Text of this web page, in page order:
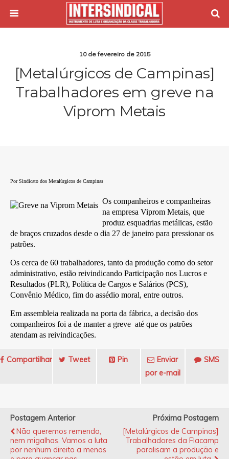
10 de fevereiro de 2015
[Metalúrgicos de Campinas]
Trabalhadores em greve na
Viprom Metais
Por Sindicato dos Metalúrgicos de Campinas
Os companheiros e companheiras
na empresa Viprom Metais, que
produz esquadrias metálicas, estão
de braços cruzados desde o dia 27 de janeiro para pressionar os
patrões.
Os cerca de 60 trabalhadores, tanto da produção como do setor
administrativo, estão reivindicando Participação nos Lucros e
Resultados (PLR), Política de Cargos e Salários (PCS),
Convênio Médico, fim do assédio moral, entre outros.
Em assembleia realizada na porta da fábrica, a decisão dos
companheiros foi a de manter a greve até que os patrões
atendam as reivindicações.
Compartilhar Tweet Pin
Enviar
por e-mail
SMS
Postagem Anterior
Não queremos remendo,
nem migalhas. Vamos a luta
por nenhum direito a menos
Próxima Postagem
[Metalúrgicos de Campinas]
Trabalhadores da Flacamp
paralisam a produção e